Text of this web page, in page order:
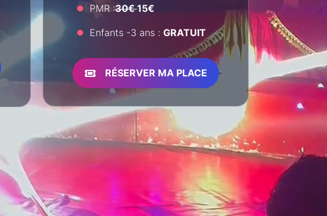
PMR :30€15€
Enfants -3 ans : GRATUIT
RÉSERVER MA PLACE